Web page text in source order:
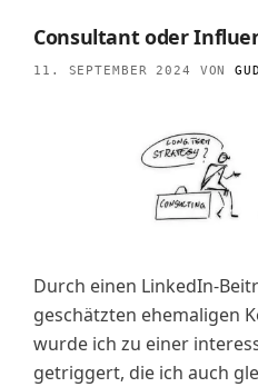
Consultant oder
11. SEPTEMBER 2024 VON
Durch einen LinkedIn-
geschätzten ehemaligen
wurde ich zu einer
getriggert, die ich auch